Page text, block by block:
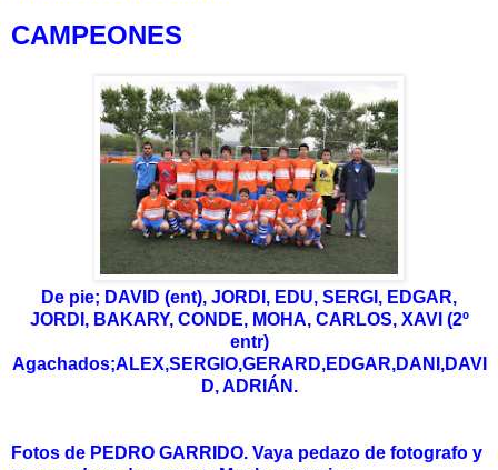
CAMPEONES
De pie; DAVID (ent), JORDI, EDU, SERGI, EDGAR,
JORDI, BAKARY, CONDE, MOHA, CARLOS, XAVI (2º
entr)
Agachados;ALEX,SERGIO,GERARD,EDGAR,DANI,DAVI
D, ADRIÁN.
Fotos de PEDRO GARRIDO. Vaya pedazo de fotografo y